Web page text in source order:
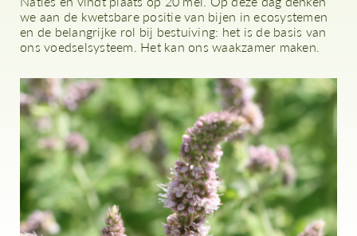
we aan de kwetsbare positie van bijen in ecosystemen
en de belangrijke rol bij bestuiving: het is de basis van
ons voedselsysteem. Het kan ons waakzamer maken.